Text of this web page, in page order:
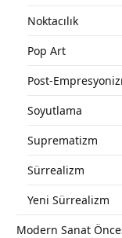
Noktacılık
Pop Art
Post-
Soyutlama
Suprematizm
Sürrealizm
Yeni Sürrealizm
Modern Sanat